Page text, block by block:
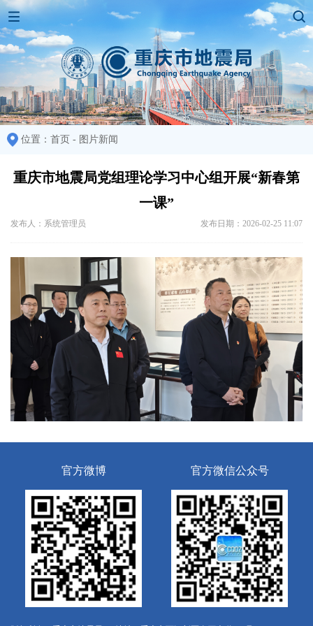
位置： 首页 - 图片新闻
重庆市地震局党组理论学习中心组开展“新春第
一课”
发布人：系统管理员 发布日期：2026-02-25 11:07
官方微博 官方微信公众号